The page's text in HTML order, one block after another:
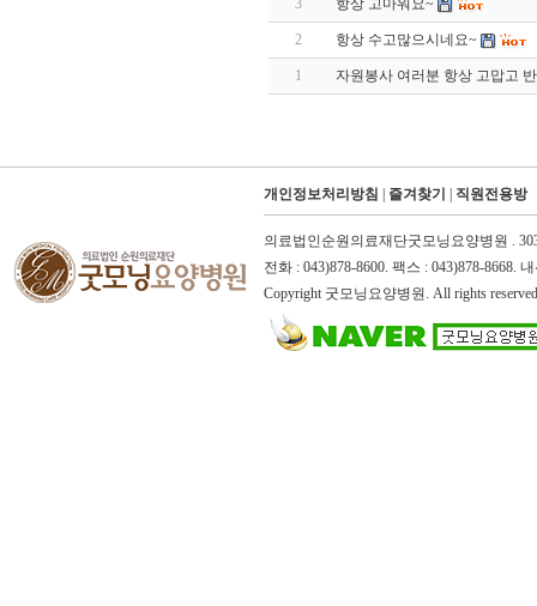
3 항상 고마워요~
2 항상 수고많으시네요~
1 자원봉사 여러분 항상 고맙고
개인정보처리방침 즐겨찾기 직원전용방
의료법인순원의료재단굿모닝요양병원 .
전화 : 043)878-8600. 팩스 : 043)878-8668.
Copyright 굿모닝요양병원. All rights